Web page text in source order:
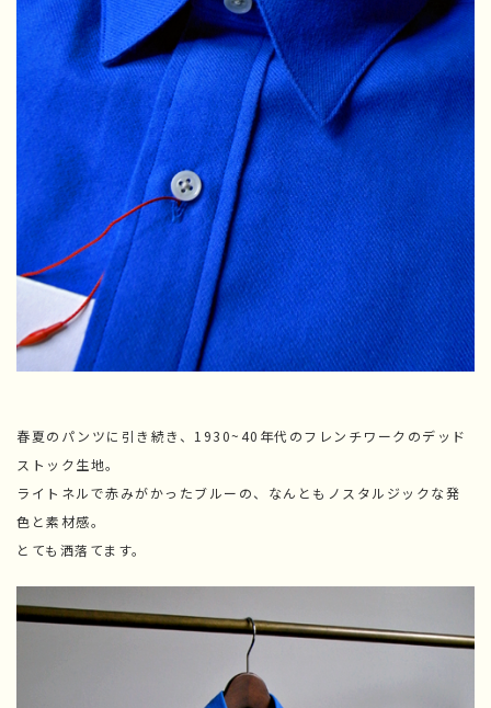
春夏のパンツに引き続き、1930~40年代のフレンチワークのデッド
ストック生地。
ライトネルで赤みがかったブルーの、なんともノスタルジックな発
色と素材感。
とても洒落てます。